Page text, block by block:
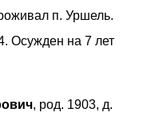
п. Уршель.
Осужден на 7 лет
, род. 1903, д.